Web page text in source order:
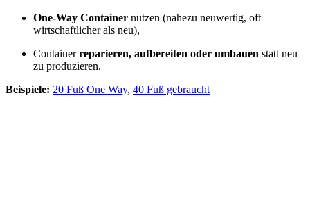
One-Way Container nutzen (nahezu neuwertig, oft
wirtschaftlicher als neu),
Containerreparieren, aufbereiten oder umbauen statt neu
zu produzieren.
Beispiele: 20 Fuß One Way, 40 Fuß gebraucht